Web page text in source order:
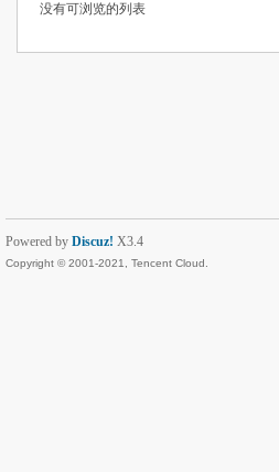
没有可浏览的列表
Powered by Discuz! X3.4
Copyright © 2001-2021, Tencent Cloud.